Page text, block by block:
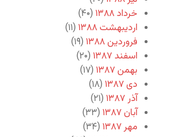
خرداد ۱۳۸۸
(۴۰)
اردیبهشت ۱۳۸۸
(۱۱)
فروردین ۱۳۸۸
(۱۹)
اسفند ۱۳۸۷
(۲۰)
بهمن ۱۳۸۷
(۱۷)
دی ۱۳۸۷
(۱۸)
آذر ۱۳۸۷
(۲۱)
آبان ۱۳۸۷
(۳۳)
مهر ۱۳۸۷
(۳۴)